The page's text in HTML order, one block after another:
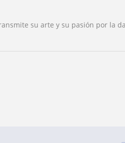
su arte y su pasión por la